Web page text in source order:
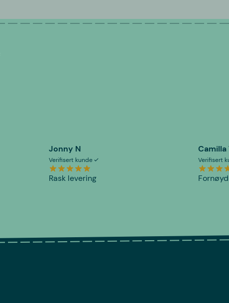
Jonny N
Verifisert kunde
Rask levering
Camilla
Verifisert
Fornøyd